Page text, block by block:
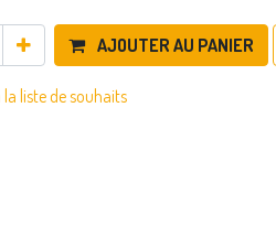
AJOUTER AU PANIER
liste de souhaits